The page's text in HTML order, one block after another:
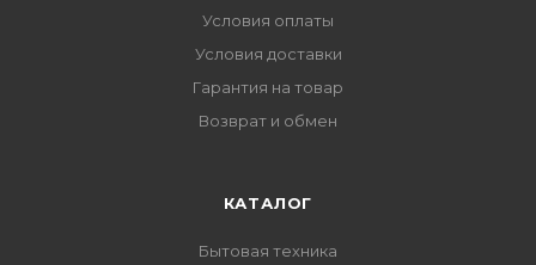
Условия оплаты
Условия доставки
Гарантия на товар
Возврат и обмен
КАТАЛОГ
Бытовая техника